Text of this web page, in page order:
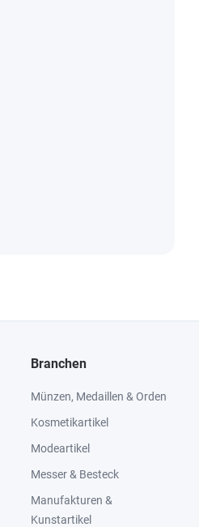
Branchen
Münzen, Medaillen & Orden
Kosmetikartikel
Modeartikel
Messer & Besteck
Manufakturen &
Kunstartikel